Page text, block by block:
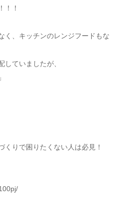
！！
く、キッチンのレンジフードもな
していましたが、
くりで困りたくない人は必見！